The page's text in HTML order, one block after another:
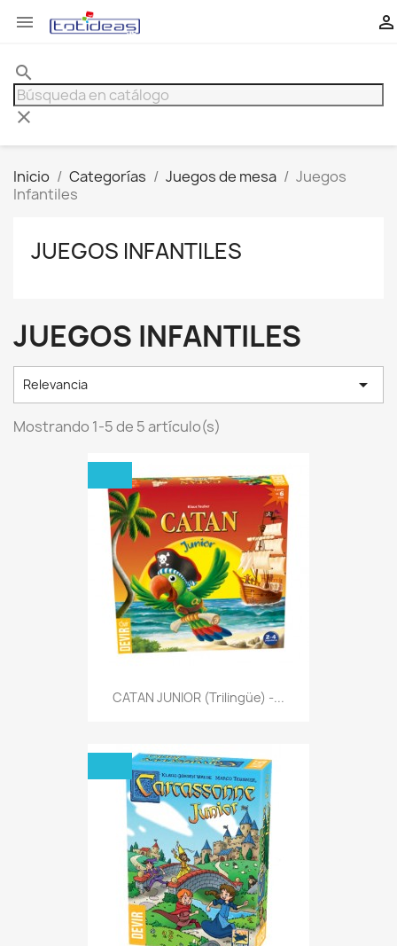
 
search
clear
Inicio Categorías Juegos de mesa
Juegos
Infantiles
JUEGOS INFANTILES
JUEGOS INFANTILES
Relevancia 
Mostrando 1-5 de 5 artículo(s)
CATAN JUNIOR (Trilingüe) -...